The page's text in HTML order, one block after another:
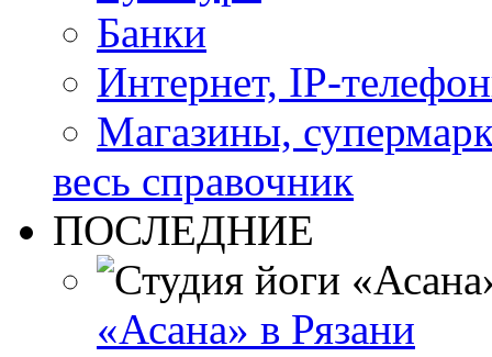
Банки
Интернет, IP-
Магазины,
весь справочник
ПОСЛЕДНИЕ
«Асана» в Рязани